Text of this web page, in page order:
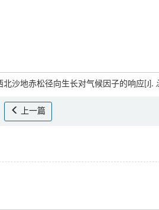
沙地赤松径向生长对气候因子的响应[J].
上一篇